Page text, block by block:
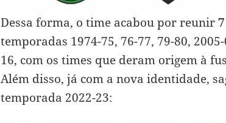
Dessa forma, o time acabou por reunir
temporadas 1974-75, 76-77, 79-80,
16, com os times que deram origem à
Além disso, já com a nova identidade,
temporada 2022-23: